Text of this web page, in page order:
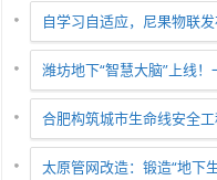
自学习自适应，尼果物联
潍坊地下“智慧大脑”上线
合肥构筑城市生命线安全
智…
太原管网改造：锻造“地下